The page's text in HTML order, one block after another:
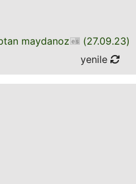
maydanoz (27.09.23)
yenile